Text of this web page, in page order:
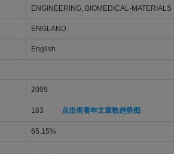
ENGINEERING, BIOMEDICAL-
ENGLAND
English
2009
183 点击查看年文章数趋势图
65.15%